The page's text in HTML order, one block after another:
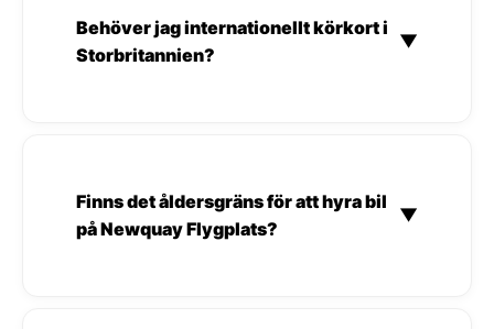
Behöver jag internationellt körkort i
Storbritannien?
▼
Finns det åldersgräns för att hyra bil
på Newquay Flygplats?
▼